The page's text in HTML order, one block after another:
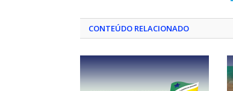
CONTEÚDO RELACIONADO